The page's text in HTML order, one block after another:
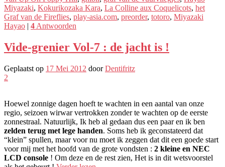
Miyazaki, Kokurikozaka Kara, La Colline aux Coquelicots, het
Graf van de Fireflies, play-asia.com, preorder, totoro, Miyazaki
Hayao
4Antwoorden
Vide-grenier Vol-7 : de jacht is !
Geplaatst op 17 Mei 2012 doorDentifritz
2
Hoewel zonnige dagen hoeft te wachten in een aantal van onze
regio, seizoen wirwar vertrokken zonder te wachten op de eerste
zonnestraal. Natuurlijk, Ik heb al gedaan dus een paar en ik ben
zelden terug met lege handen. Soms heb ik geconstateerd dat
“klein” spullen, maar voor nu moet ik zeggen dat dit een goede start
voor mij met het hoofd van de grote vondsten : 2 kleine en NEC
LCD console ! Om deze en de rest zien, Het is in dit wetsvoorstel